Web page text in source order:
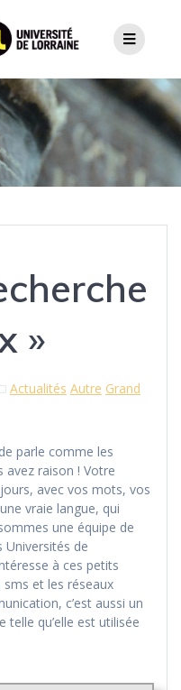
»
Actualités Autre Grand
parle comme les
avez raison ! Votre
avec vos mots, vos
vraie langue, qui
une équipe de
Universités de
à ces petits
et les réseaux
c’est aussi un
telle qu’elle est utilisée